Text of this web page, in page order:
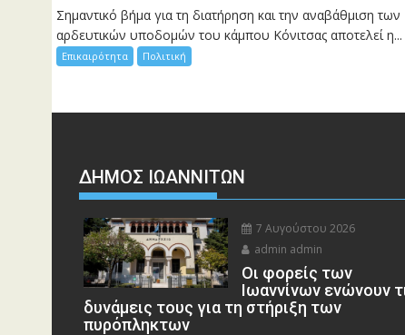
Σημαντικό βήμα για τη διατήρηση και την αναβάθμιση των
αρδευτικών υποδομών του κάμπου Κόνιτσας αποτελεί η...
Επικαιρότητα Πολιτική
ΔΗΜΟΣ ΙΩΑΝΝΙΤΩΝ
7 Αυγούστου 2026
admin admin
Οι φορείς των
Ιωαννίνων ενώνουν
δυνάμεις τους για τη στήριξη των
πυρόπληκτων